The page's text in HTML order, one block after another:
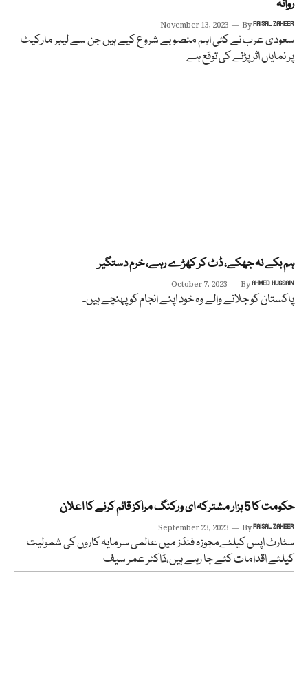
روانہ
November 13, 2023 ByFAISAL ZAHEER
سعودی عرب نے کئی اہم منصوبے شروع کیے ہیں جن سے لیبر مارکیٹ
پر نمایاں اثر پڑنے کی توقع ہے
ہم بکے نہ جھکے، ڈٹ کر کھڑے رہے، خرم دستگیر
October 7, 2023 ByAHMED HUSSAIN
پاکستان کو جلانے والے وہ خود اپنے انجام کو پہنچے ہیں۔
حکومت کا 5 ہزار مشترکہ ای ورکنگ مراکز قائم کرنے کا اعلان
September 23, 2023 ByFAISAL ZAHEER
سٹارٹ اپس کیلئےمجوزہ فنڈز میں عالمی سرمایہ کاروں کی شمولیت
کیلئے اقدامات کئے جا رہے ہیں،ڈاکٹر عمر سیف